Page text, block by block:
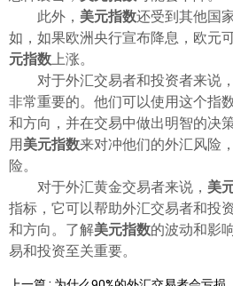
此外， 美元指数还受到其他国
如，如果欧洲央行宣布降息，欧元
元指数上涨。
对于外汇交易者和投资者来说
非常重要的。他们可以使用这个指
和方向，并在交易中做出明智的决
用美元指数来对冲他们的外汇风险
险。
对于外汇黄金交易者来说， 美
指标，它可以帮助外汇交易者和投
和方向。了解美元指数的波动和影
易和投资至关重要。